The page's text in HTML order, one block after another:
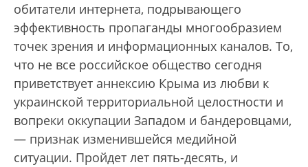
обитатели интернета, подрывающего
эффективность пропаганды многообразием
точек зрения и информационных каналов. То,
что не все российское общество сегодня
приветствует аннексию Крыма из любви к
украинской территориальной целостности и
вопреки оккупации Западом и бандеровцами,
— признак изменившейся медийной
ситуации. Пройдет лет пять-десять, и